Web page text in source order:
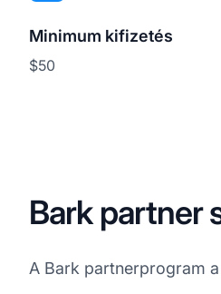
Minimum kifizetés
$50
Bark partner
A Bark partnerprogram